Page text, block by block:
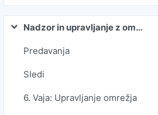
Skrči Nadzor in upravljanje z omrežji
Predavanja
Sledi
6. Vaja: Upravljanje omrežja